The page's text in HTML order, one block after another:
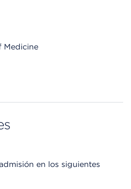
Medicine
en los siguientes